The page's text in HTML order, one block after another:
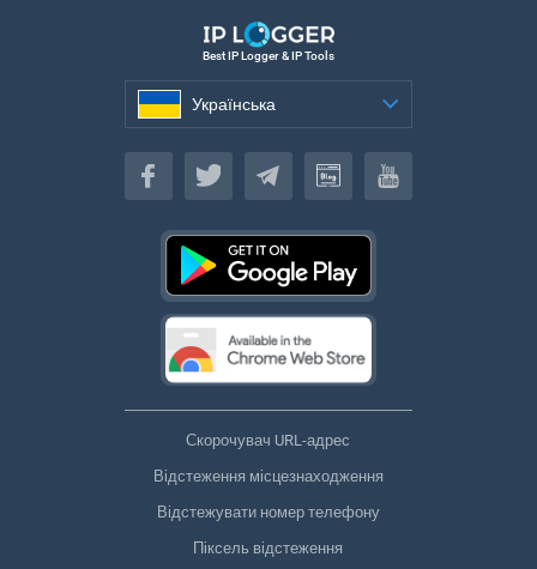
Best IP Logger & IP Tools
Українська
Українська
Скорочувач URL-адрес
Відстеження місцезнаходження
Відстежувати номер телефону
Піксель відстеження